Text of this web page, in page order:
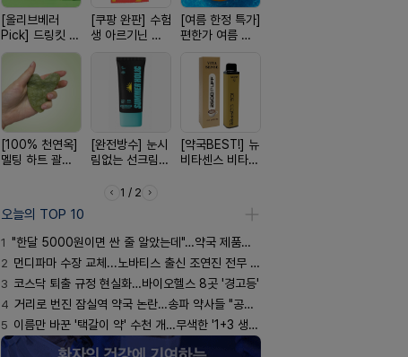
[올리브베러
Pick] 드링킷 건
강음료
[쿠팡 완판] 수험
생 아르기닌 에
[여름 한정 특가]
편한가 여름 쿨
템 싹쓰리)
[100% 천연옥]
멜팅 하트 괄사
[완전방수] 눈시
림없는 선크림
[약국BEST!] 뉴
비타센스 비타민
1 / 2
오늘의 TOP 10
1 "한달 5000원이면 싼 줄 알았는데"…약국 제품과 비교해보니
2 먼디파마 수장 교체...노바티스 출신 조연진 전무 내정
3 코스닥 퇴출 규정 현실화…바이오헬스 8곳 '경고등'
4 거리로 번진 잠실역 약국 논란…송파 약사들 "공공성 훼손"
5 이름만 바꾼 '택갈이 약' 수천 개…무색한 '1+3 생동'